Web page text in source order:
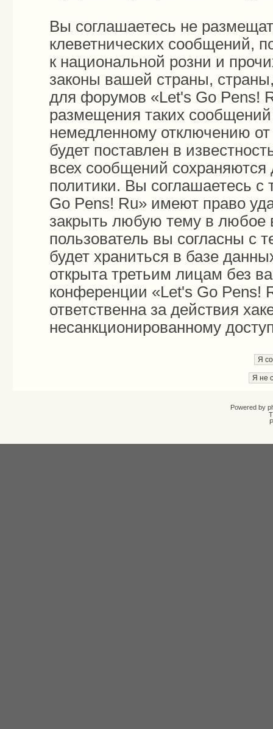
Вы соглашаетесь не
клеветнических сообщений,
к национальной розни и
законы вашей страны, страны,
для форумов «Let's Go Pens!
размещения таких
немедленному отключению
будет поставлен в
всех сообщений
политики. Вы соглашаетесь
Go Pens! Ru» имеют право
закрыть любую тему в любое
пользователь вы согласны с
будет храниться в базе
открыта третьим лицам без
конференции «Let's Go Pens!
ответственна за действия
несанкционированному
Powered by